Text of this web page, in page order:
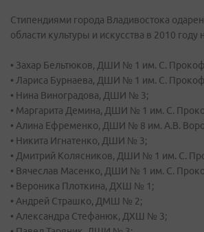
Стипендиями города Владивостока
области культуры и искусства в 2010 году
• Захар Бельтюков, ДШИ № 1 им. С.
• Лариса Бурнаева, ДШИ № 1 им. С.
• Нина Виноградова, ДШИ № 3;
• Маргарита Демина, ДШИ № 1 им. С.
• Алина Ефременко, ДШИ № 8 им. А.В.
• Никита Игнатенко, ДШИ № 3;
• Дмитрий Колясников, ДШИ № 1 им. С.
• Вячеслав Масенко, ДШИ № 1 им. С.
• Вероника Плоткина, ДХШ № 1;
• Андрей Страшко, ДМШ № 2;
• Александра Стефанюк, ДХШ № 3;